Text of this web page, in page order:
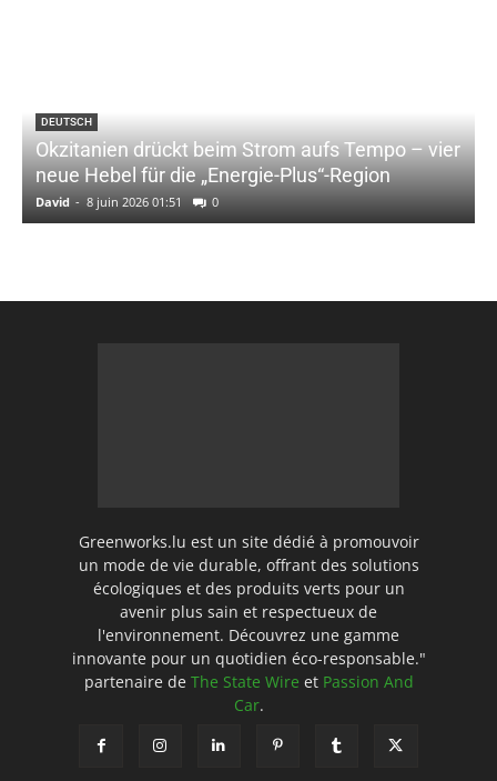
DEUTSCH
Okzitanien drückt beim Strom aufs Tempo – vier
neue Hebel für die „Energie-Plus“-Region
David - 8 juin 2026 01:51 0
Greenworks.lu est un site dédié à promouvoir
un mode de vie durable, offrant des solutions
écologiques et des produits verts pour un
avenir plus sain et respectueux de
l'environnement. Découvrez une gamme
innovante pour un quotidien éco-responsable."
partenaire de The State Wire et Passion And
Car.